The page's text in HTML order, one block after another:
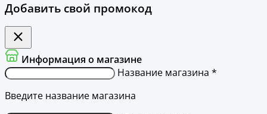
Добавить свой промокод
Информация о магазине
Название магазина *
Введите название магазина